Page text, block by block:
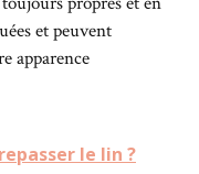
et peuvent
apparence
le lin ?